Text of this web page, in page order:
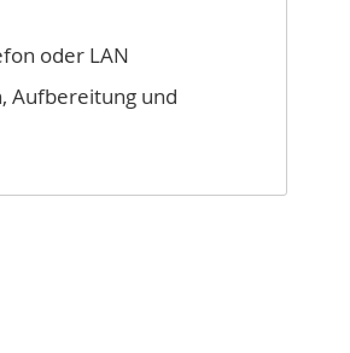
oder LAN
Aufbereitung und